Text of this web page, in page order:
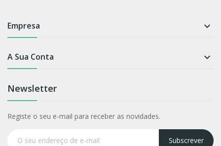
Empresa 
A Sua Conta 
Newsletter
Registe o seu e-mail para receber as novidades.
Subscrever